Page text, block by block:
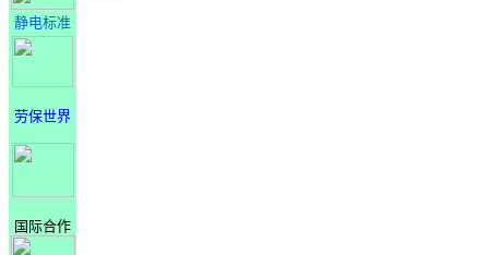
静电标准
劳保世界
国际合作